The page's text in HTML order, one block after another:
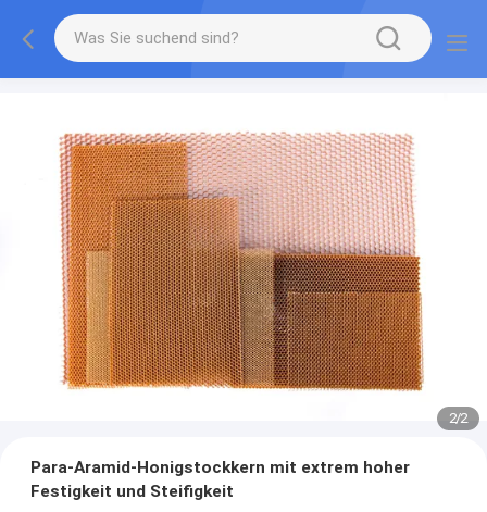
2/2
Para-Aramid-Honigstockkern mit extrem hoher
Festigkeit und Steifigkeit